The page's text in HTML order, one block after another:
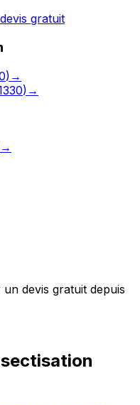
gratuit
) →
) →
→
devis gratuit depuis